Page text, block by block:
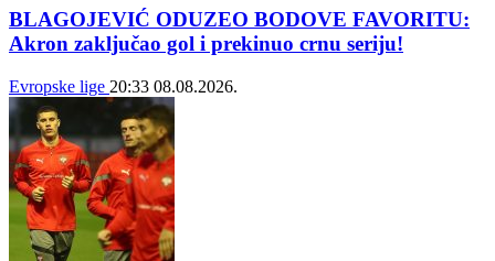
BLAGOJEVIĆ ODUZEO BODOVE FAVORITU:
Akron zaključao gol i prekinuo crnu seriju!
Evropske lige 20:33 08.08.2026.